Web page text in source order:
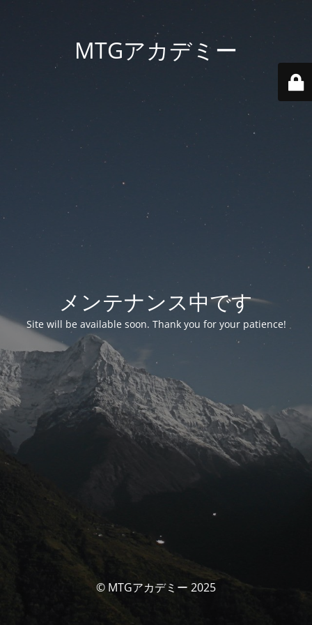
MTGアカデミー
メンテナンス中です
Site will be available soon. Thank you for your patience!
© MTGアカデミー 2025